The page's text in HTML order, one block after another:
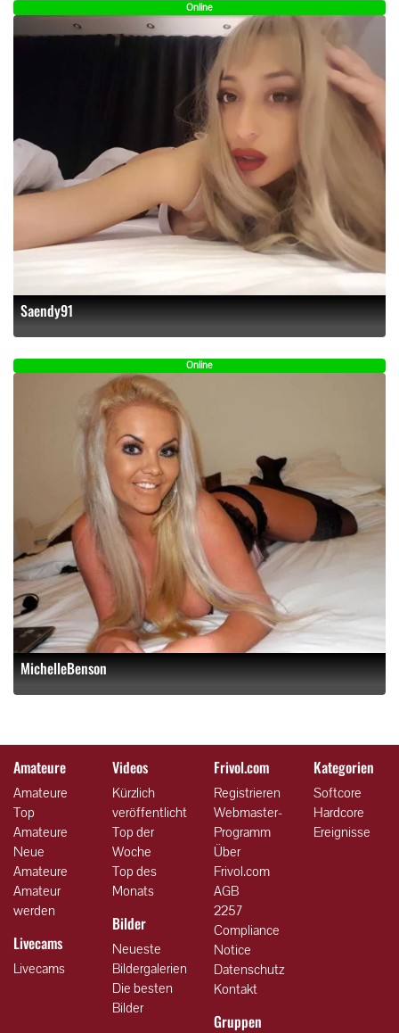
Online
Saendy91
Online
MichelleBenson
Amateure
Amateure
Top
Amateure
Neue
Amateure
Amateur
werden
Livecams
Livecams
Videos
Kürzlich
veröffentlicht
Top der
Woche
Top des
Monats
Bilder
Neueste
Bildergalerien
Die besten
Bilder
Frivol.com
Registrieren
Webmaster-
Programm
Über
Frivol.com
AGB
2257
Compliance
Notice
Datenschutz
Kontakt
Gruppen
Kategorien
Softcore
Hardcore
Ereignisse